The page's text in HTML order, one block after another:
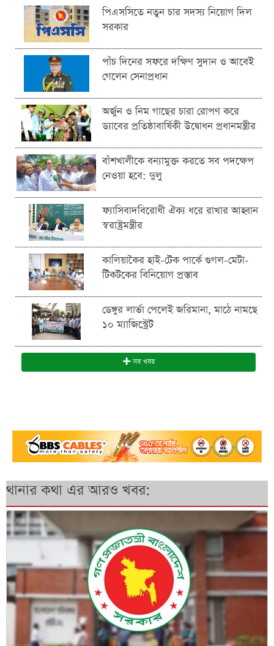
পিএসসিতে নতুন চার সদস্য নিয়োগ দিল
সরকার
পাঁচ দিনের সফরে দক্ষিণ সুদান ও আবেই
গেলেন সেনাপ্রধান
অর্জুন ও নিম গাছের চারা রোপণ করে
ড্যাবের প্রতিষ্ঠাবার্ষিকী উদ্বোধন প্রধানমন্ত্রীর
বাঁশখালীকে বন্যামুক্ত করতে সব পদক্ষেপ
নেওয়া হবে: দুলু
ফ্যাসিবাদবিরোধী ঐক্য ধরে রাখার আহ্বান
স্বরাষ্ট্রমন্ত্রীর
কালিয়াকৈর হাই-টেক পার্কে গুগল-মেটা-
টিকটকের বিনিয়োগ প্রস্তাব
ডেঙ্গুর লার্ভা পেলেই জরিমানা, মাঠে নামছে
১০ ম্যাজিস্ট্রেট
সব খবর
থানার কথা এর আরও খবর: